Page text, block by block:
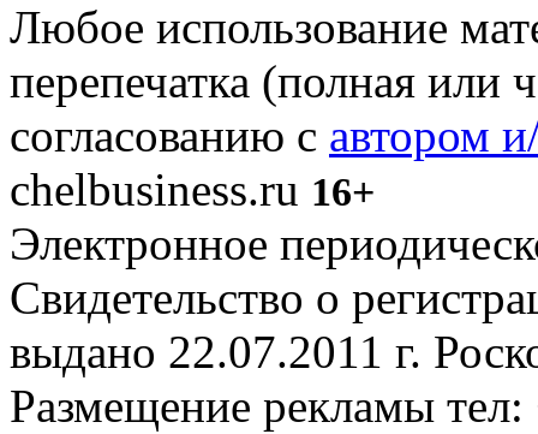
Любое использование
перепечатка (полная или
согласованию с автором
chelbusiness.ru 16+
Электронное
Свидетельство о
выдано 22.07.2011 г.
Размещение рекламы